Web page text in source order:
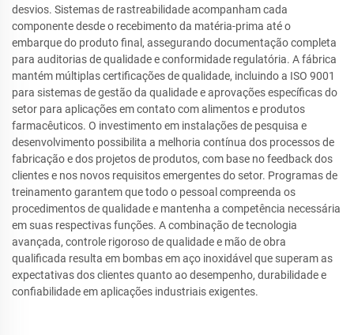
desvios. Sistemas de rastreabilidade acompanham cada
componente desde o recebimento da matéria-prima até o
embarque do produto final, assegurando documentação completa
para auditorias de qualidade e conformidade regulatória. A fábrica
mantém múltiplas certificações de qualidade, incluindo a ISO 9001
para sistemas de gestão da qualidade e aprovações específicas do
setor para aplicações em contato com alimentos e produtos
farmacêuticos. O investimento em instalações de pesquisa e
desenvolvimento possibilita a melhoria contínua dos processos de
fabricação e dos projetos de produtos, com base no feedback dos
clientes e nos novos requisitos emergentes do setor. Programas de
treinamento garantem que todo o pessoal compreenda os
procedimentos de qualidade e mantenha a competência necessária
em suas respectivas funções. A combinação de tecnologia
avançada, controle rigoroso de qualidade e mão de obra
qualificada resulta em bombas em aço inoxidável que superam as
expectativas dos clientes quanto ao desempenho, durabilidade e
confiabilidade em aplicações industriais exigentes.